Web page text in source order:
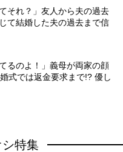
それ？」友人から夫の過去
て結婚した夫の過去まで信
るのよ！」義母が両家の顔
式では返金要求まで!? 優し
特集